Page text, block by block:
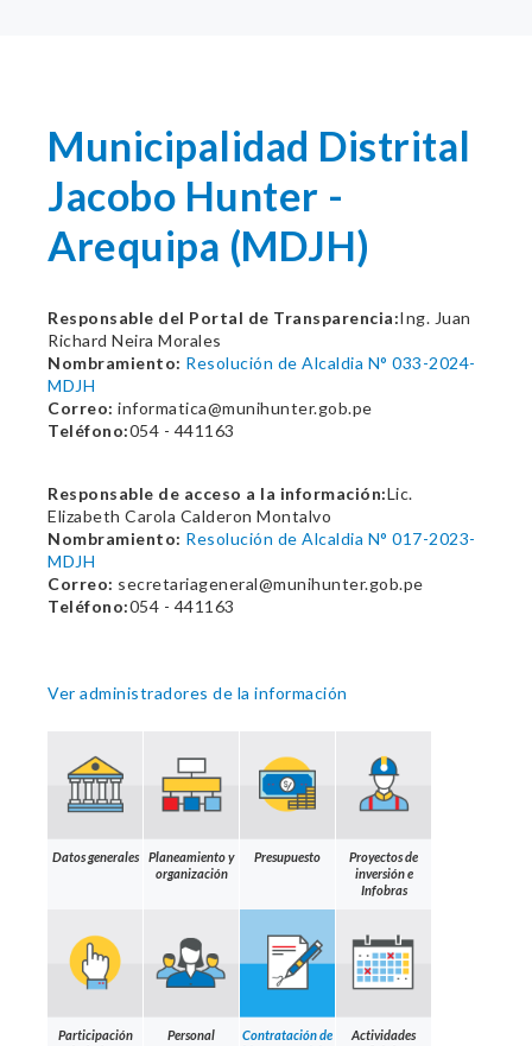
Municipalidad Distrital
Jacobo Hunter -
Arequipa (MDJH)
Responsable del Portal de Transparencia:Ing. Juan
Richard Neira Morales
Nombramiento: Resolución de Alcaldia N° 033-2024-
MDJH
Correo: informatica@munihunter.gob.pe
Teléfono:054 - 441163
Responsable de acceso a la información:Lic.
Elizabeth Carola Calderon Montalvo
Nombramiento: Resolución de Alcaldia N° 017-2023-
MDJH
Correo: secretariageneral@munihunter.gob.pe
Teléfono:054 - 441163
Ver administradores de la información
Datos generales
Planeamiento y
organización
Presupuesto
Proyectos de
inversión e
Infobras
Participación
Personal
Contratación de
Actividades